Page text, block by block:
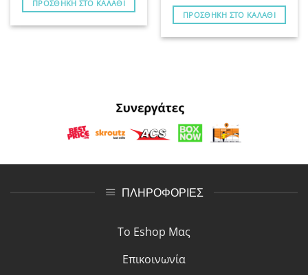
ΠΡΟΣΘΉΚΗ ΣΤΟ ΚΑΛΆΘΙ
ΠΡΟΣΘΉΚΗ ΣΤΟ ΚΑΛΆΘΙ
ΠΛΗΡΟΦΟΡΙΕΣ
Το Eshop Μας
Επικοινωνία